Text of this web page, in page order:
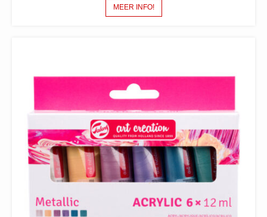
MEER INFO!